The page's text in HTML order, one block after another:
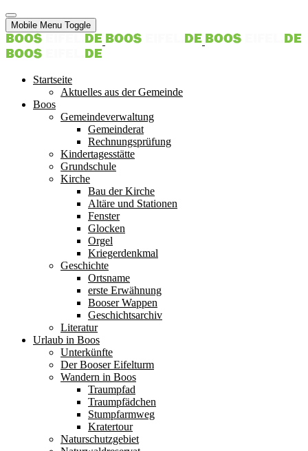
Mobile Menu Toggle
Startseite
Aktuelles aus der Gemeinde
Boos
Gemeindeverwaltung
Gemeinderat
Rechnungsprüfung
Kindertagesstätte
Grundschule
Kirche
Bau der Kirche
Altäre und Stationen
Fenster
Glocken
Orgel
Kriegerdenkmal
Geschichte
Ortsname
erste Erwähnung
Booser Wappen
Geschichtsarchiv
Literatur
Urlaub in Boos
Unterkünfte
Der Booser Eifelturm
Wandern in Boos
Traumpfad
Traumpfädchen
Stumpfarmweg
Kratertour
Naturschutzgebiet